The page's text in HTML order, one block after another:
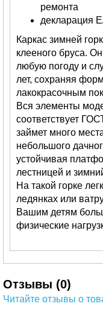
ремонта
декларация
Каркас зимней
клееного бруса.
любую погоду и
лет, сохраняя
лакокрасочным
Вся элементы
соответствует
займет много
небольшого
устойчивая
лестницей и
На такой горке
ледянках или
Вашим детям
физические
Отзывы (0)
Читайте отзывы о